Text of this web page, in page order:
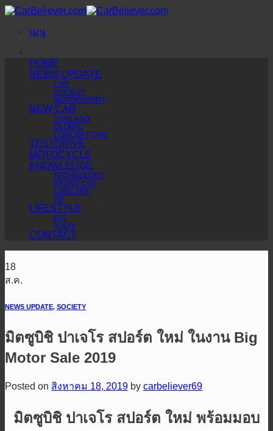
เมนู
HOME
NEWS UPDATE
CSR
SOCIETY
MOTORSPORT
NEW CAR
THAILAND
GLOBAL
CONCEPT CAR
TESTDRIVE
MOTOCYCLE
KNOWLEDGE
TECHNOLOGY
RETRO CAR
CARCARE
TIP
LIFESTYLE
EAT
TOUR
CONTACT
18
ส.ค.
NEWS UPDATE, SOCIETY
มิตซูบิชิ ปาเจโร สปอร์ต ใหม่ ในงาน Big
Motor Sale 2019
Posted on สิงหาคม 18, 2019 by carbeliever69
มิตซูบิชิ ปาเจโร สปอร์ต ใหม่ พร้อมมอบ